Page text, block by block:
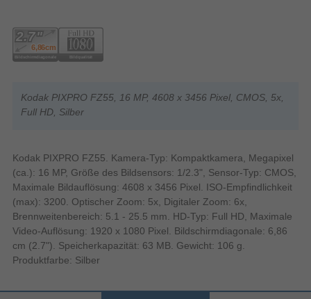
Kodak PIXPRO FZ55, 16 MP, 4608 x 3456 Pixel, CMOS, 5x,
Full HD, Silber
Kodak PIXPRO FZ55. Kamera-Typ: Kompaktkamera, Megapixel
(ca.): 16 MP, Größe des Bildsensors: 1/2.3", Sensor-Typ: CMOS,
Maximale Bildauflösung: 4608 x 3456 Pixel. ISO-Empfindlichkeit
(max): 3200. Optischer Zoom: 5x, Digitaler Zoom: 6x,
Brennweitenbereich: 5.1 - 25.5 mm. HD-Typ: Full HD, Maximale
Video-Auflösung: 1920 x 1080 Pixel. Bildschirmdiagonale: 6,86
cm (2.7"). Speicherkapazität: 63 MB. Gewicht: 106 g.
Produktfarbe: Silber